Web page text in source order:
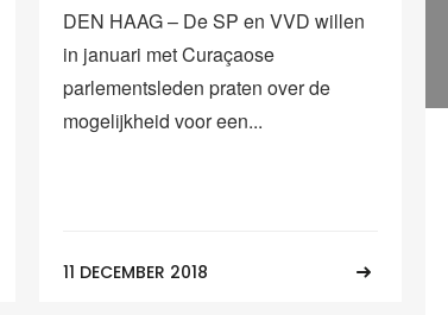
DEN HAAG – De SP en VVD willen
in januari met Curaçaose
parlementsleden praten over de
mogelijkheid voor een...
11 DECEMBER 2018